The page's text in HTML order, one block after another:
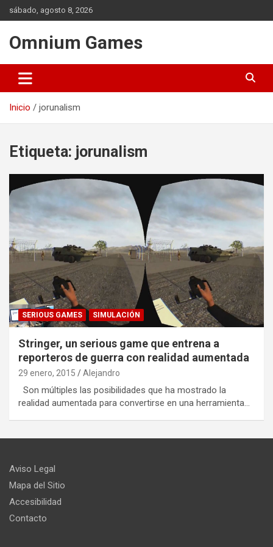
Saltar
al
sábado, agosto 8, 2026
Omnium Games
Inicio jorunalism
Etiqueta: jorunalism
SERIOUS GAMES SIMULACIÓN
Stringer, un serious game que entrena a
reporteros de guerra con realidad aumentada
29 enero, 2015 Alejandro
Son múltiples las posibilidades que ha mostrado la
realidad aumentada para convertirse en una herramienta…
Aviso Legal
Mapa del Sitio
Accesibilidad
Contacto